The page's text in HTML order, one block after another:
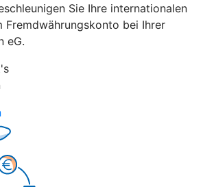
Sie Ihre internationalen
Fremdwährungskonto bei Ihrer
eG.